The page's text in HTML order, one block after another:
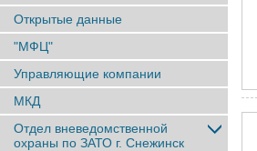
Открытые данные
"МФЦ"
Управляющие компании
МКД
Отдел вневедомственной
охраны по ЗАТО г. Снежинск